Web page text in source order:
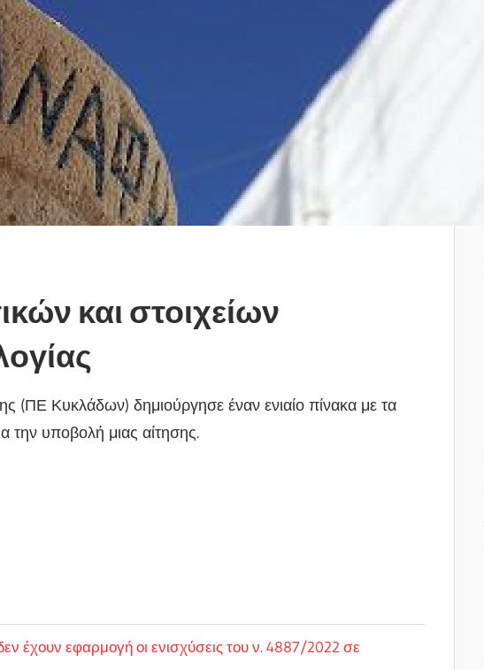
και στοιχείων
(ΠΕ Κυκλάδων) δημιούργησε έναν ενιαίο πίνακα με τα
την υποβολή μιας αίτησης.
έχουν εφαρμογή οι ενισχύσεις του ν. 4887/2022 σε